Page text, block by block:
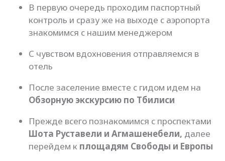
В первую очередь проходим паспортный
контроль и сразу же на выходе с аэропорта
знакомимся с нашим менеджером
С чувством вдохновения отправляемся в
отель
После заселение вместе с гидом идем на
Обзорную экскурсию по Тбилиси
Прежде всего познакомимся с проспектами
Шота Руставели и Агмашенебели, далее
перейдем к площадям Свободы и Европы